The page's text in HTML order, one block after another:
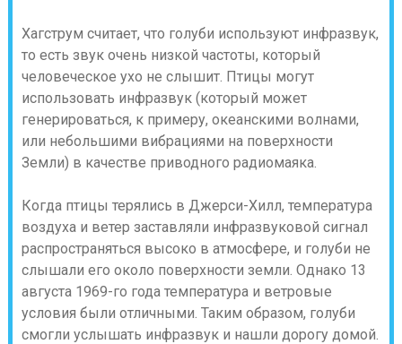
Хагструм считает, что голуби используют инфразвук,
то есть звук очень низкой частоты, который
человеческое ухо не слышит. Птицы могут
использовать инфразвук (который может
генерироваться, к примеру, океанскими волнами,
или небольшими вибрациями на поверхности
Земли) в качестве приводного радиомаяка.
Когда птицы терялись в Джерси-Хилл, температура
воздуха и ветер заставляли инфразвуковой сигнал
распространяться высоко в атмосфере, и голуби не
слышали его около поверхности земли. Однако 13
августа 1969-го года температура и ветровые
условия были отличными. Таким образом, голуби
смогли услышать инфразвук и нашли дорогу домой.